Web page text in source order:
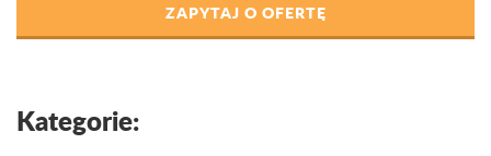
ZAPYTAJ O OFERTĘ
Kategorie: